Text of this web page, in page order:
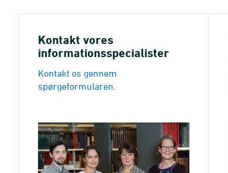
Kontakt vores
informationsspecialister
Kontakt os gennem
spørgeformularen.